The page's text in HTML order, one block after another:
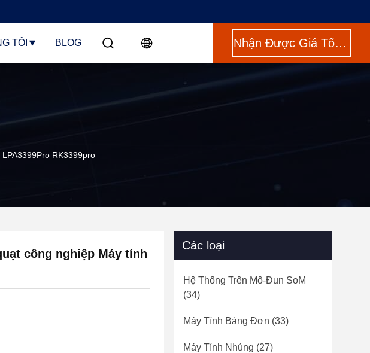
TÔI BLOG Nhận Được Giá Tốt Nhất
RK3399pro
công nghiệp Máy tính
Các loại
Hệ Thống Trên Mô-Đun SoM
(34)
Máy Tính Bảng Đơn (33)
Máy Tính Nhúng (27)